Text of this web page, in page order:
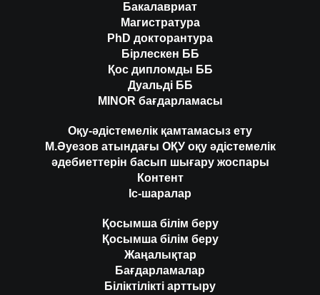
Бакалавриат
Магистратура
PhD докторантура
Бірлескен ББ
Қос дипломды ББ
Дуальді ББ
MINOR бағдарламасы
Оқу-әдістемелік қамтамасыз ету
М.Әуезов атындағы ОҚУ оқу әдістемелік
әдебиеттерін басып шығару жоспары
Контент
Іс-шаралар
Қосымша білім беру
Қосымша білім беру
Жаңалықтар
Бағдарламалар
Біліктілікті арттыру